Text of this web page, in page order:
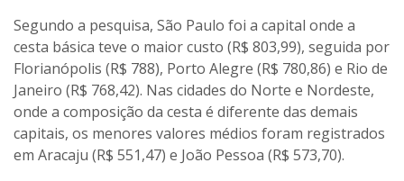
Segundo a pesquisa, São Paulo foi a capital onde a
cesta básica teve o maior custo (R$ 803,99), seguida por
Florianópolis (R$ 788), Porto Alegre (R$ 780,86) e Rio de
Janeiro (R$ 768,42). Nas cidades do Norte e Nordeste,
onde a composição da cesta é diferente das demais
capitais, os menores valores médios foram registrados
em Aracaju (R$ 551,47) e João Pessoa (R$ 573,70).